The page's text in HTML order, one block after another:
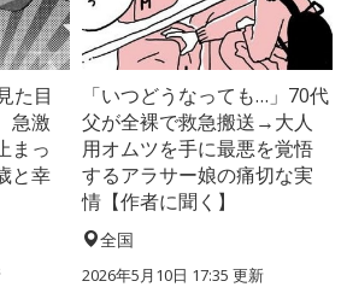
た目
急激
まっ
と幸
「いつどうなっても…」70代
父が全裸で救急搬送→大人
用オムツを手に最悪を覚悟
するアラサー娘の痛切な実
情【作者に聞く】
全国
2026年5月10日 17:35 更新